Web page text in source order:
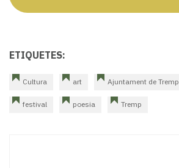
ETIQUETES:
Cultura art Ajuntament de Tremp
festival poesia Tremp